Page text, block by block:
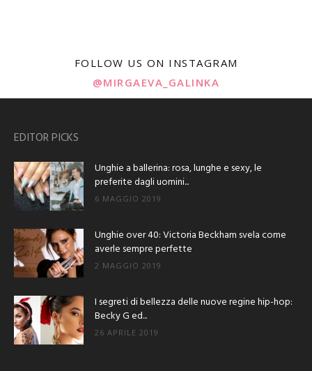
FOLLOW US ON INSTAGRAM
@MIRGAEVA_GALINKA
EDITOR PICKS
Unghie a ballerina: rosa, lunghe e sexy, le
preferite dagli uomini...
6 MAGGIO 2019
Unghie over 40: Victoria Beckham svela come
averle sempre perfette
2 MAGGIO 2019
I segreti di bellezza delle nuove regine hip-hop:
Becky G ed...
26 APRILE 2019